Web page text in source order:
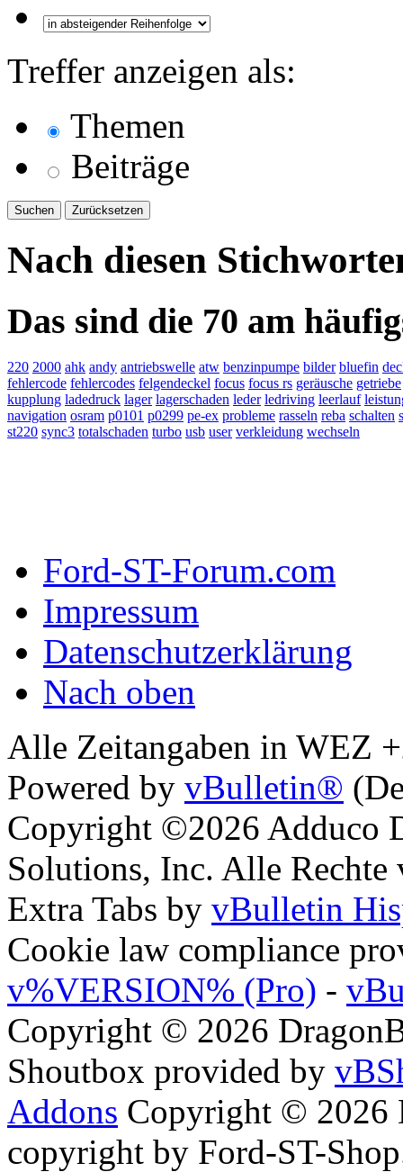
Treffer anzeigen als:
Themen
Beiträge
Nach diesen
Das sind die 70 am
220 2000 ahk andy antriebswelle atw benzinpumpe bilder bluefin
fehlercode fehlercodes felgendeckel focus focus rs geräusche getriebe
kupplung ladedruck lager lagerschaden leder ledriving leerlauf
navigation osram p0101 p0299 pe-ex probleme rasseln reba schalten
st220 sync3 totalschaden turbo usb user verkleidung wechseln
Ford-ST-Forum.com
Impressum
Datenschutzerklärung
Nach oben
Alle Zeitangaben in WEZ
Powered by vBulletin®
Copyright ©2026 Adduco
Solutions, Inc. Alle Rechte
Extra Tabs by vBulletin
Cookie law compliance
v%VERSION% (Pro) -
Copyright © 2026
Shoutbox provided by
Addons Copyright © 2026
copyright by Ford-ST-